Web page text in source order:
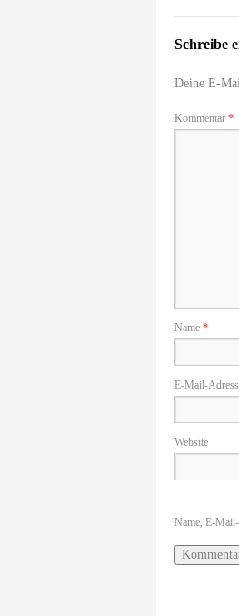
Schreibe
Deine E-
Kommentar *
Name *
E-Mail-
Website
Name, E-